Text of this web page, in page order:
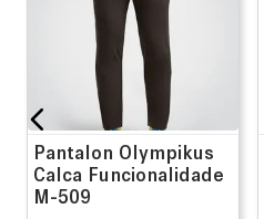
Pantalon Olympikus
Calca Funcionalidade
M-509